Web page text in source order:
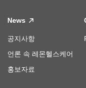
News
공지사항
언론 속 레몬헬스케어
홍보자료